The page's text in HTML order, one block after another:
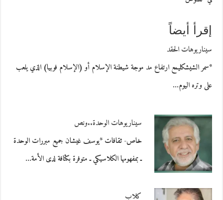
إقرأ أيضاً
سيناريوهات الحقد
*سمر الشيشكليمع ارتفاع مد موجة شيطنة الإسلام أو (الإسلام فوبيا) الذي يلعب
على وتره اليوم…
سيناريوهات الوحدة..ونص
خاص- ثقافات *يوسف غيشان جميع مبررات الوحدة
ـ بمفهومها الكلاسيكي ـ متوفرة بكثافة لدى الأمة…
كلاب